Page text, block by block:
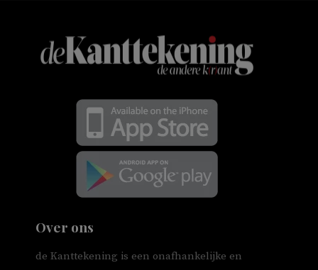
Over ons
de Kanttekening is een onafhankelijke en